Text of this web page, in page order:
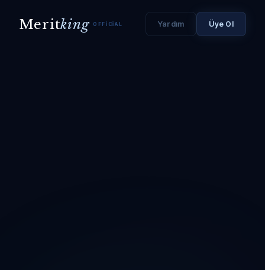
Meritking OFFICIAL Yardım Üye Ol